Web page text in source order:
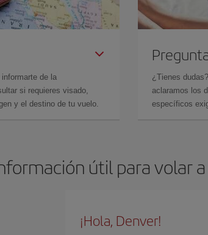
de la
si requieres visado,
y el destino de tu vuelo.
¿Tienes
aclaramos los
específicos
útil para volar
¡Hola, Denver!